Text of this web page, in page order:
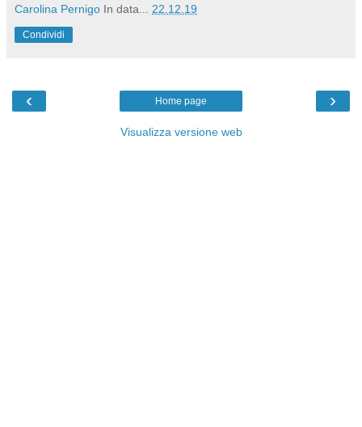
Carolina Pernigo In data... 22.12.19
Condividi
‹ ›
Home page
Visualizza versione web